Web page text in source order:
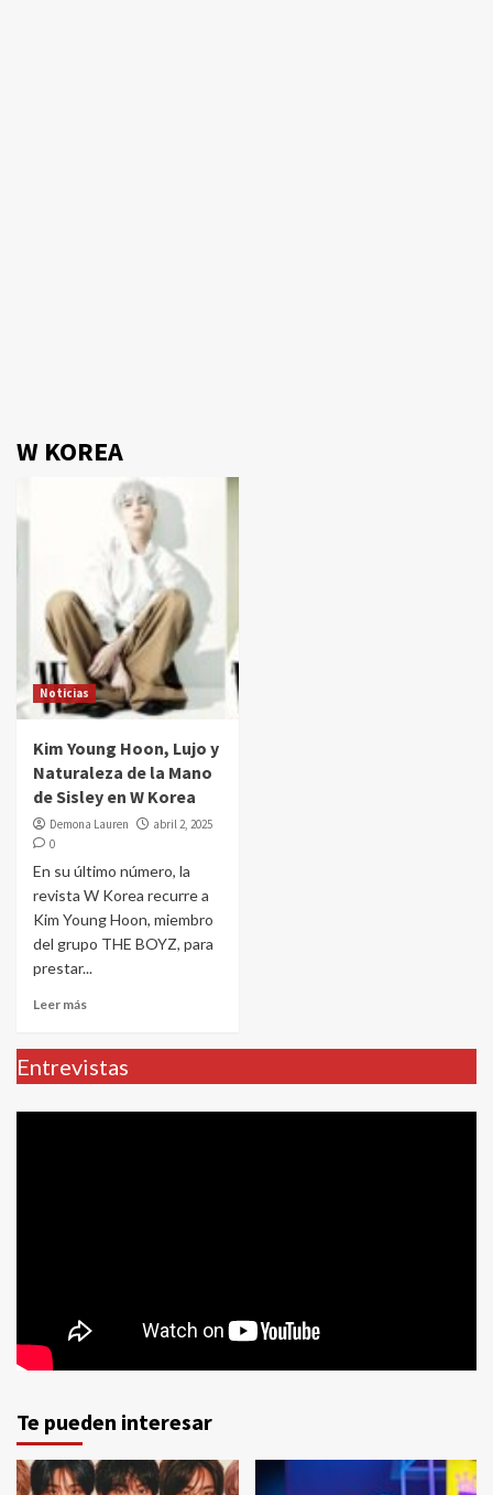
W KOREA
Noticias
Kim Young Hoon, Lujo y
Naturaleza de la Mano
de Sisley en W Korea
Demona Lauren
abril 2, 2025
0
En su último número, la
revista W Korea recurre a
Kim Young Hoon, miembro
del grupo THE BOYZ, para
prestar...
Leer más
Entrevistas
Te pueden interesar